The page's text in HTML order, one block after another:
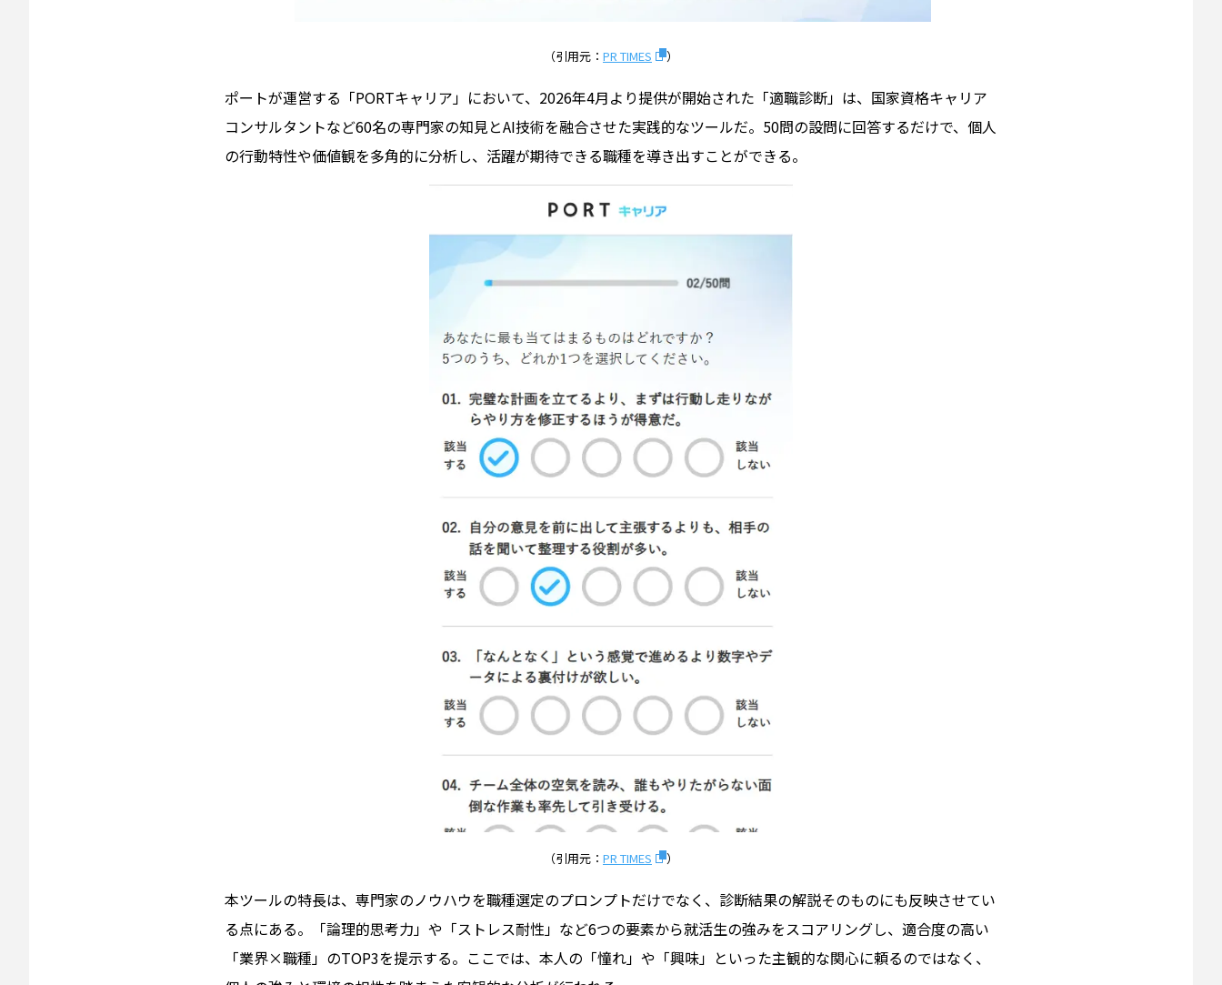
（引用元： PR TIMES ）
ポートが運営する「PORTキャリア」において、2026年4月より提供が開始された「適職診断」は、国家資格キャリア
コンサルタントなど60名の専門家の知見とAI技術を融合させた実践的なツールだ。50問の設問に回答するだけで、個人
の行動特性や価値観を多角的に分析し、活躍が期待できる職種を導き出すことができる。
（引用元： PR TIMES ）
本ツールの特長は、専門家のノウハウを職種選定のプロンプトだけでなく、診断結果の解説そのものにも反映させてい
る点にある。「論理的思考力」や「ストレス耐性」など6つの要素から就活生の強みをスコアリングし、適合度の高い
「業界×職種」のTOP3を提示する。ここでは、本人の「憧れ」や「興味」といった主観的な関心に頼るのではなく、